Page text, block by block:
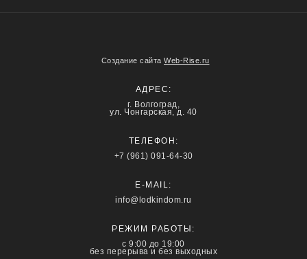
Создание сайта Web-Rise.ru
АДРЕС:
г. Волгоград,
ул. Чонгарская, д. 40
ТЕЛЕФОН:
+7 (961) 091-64-30
E-MAIL:
info@lodkindom.ru
РЕЖИМ РАБОТЫ:
с 9:00 до 19:00
без перерыва и без выходных